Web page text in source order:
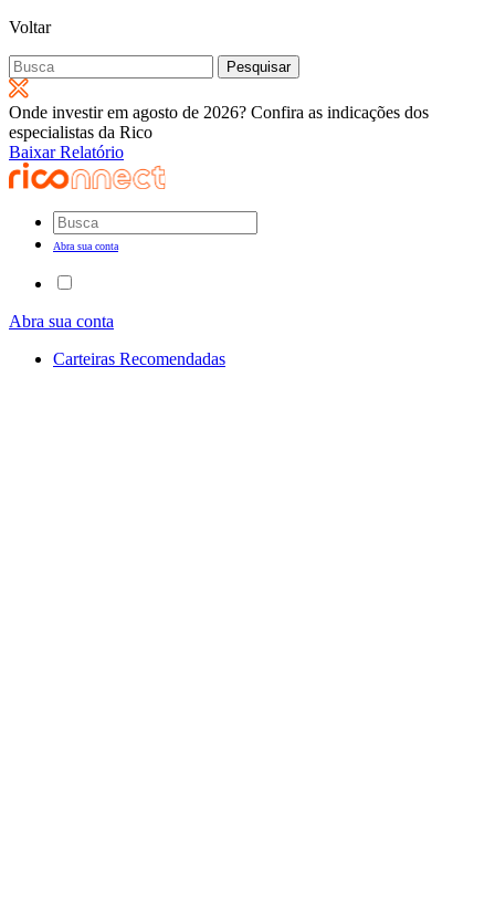
Voltar
Pesquisar
por:
Onde investir em agosto de 2026? Confira as indicações dos
especialistas da Rico
Baixar Relatório
Abra sua conta
Abra sua conta
Carteiras Recomendadas